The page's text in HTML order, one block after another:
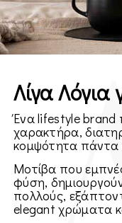
Λίγα Λόγια
Ένα lifestyle brand
χαρακτήρα,
κομψότητα πάντα
Μοτίβα που
φύση,
πολλούς,
elegant χρώματα